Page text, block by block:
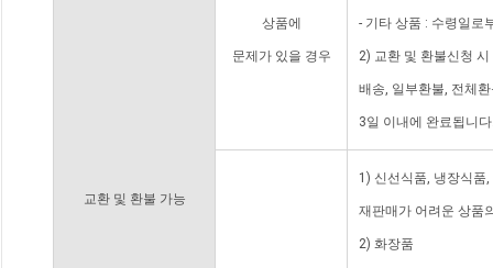
교환 및 환불 가능
상품에
문제가 있을 경우
- 기타 상품 : 수령일로
2) 교환 및 환불신청
배송, 일부환불, 전체
3일 이내에 완료됩니
1) 신선식품, 냉장식품
재판매가 어려운 상품
2) 화장품